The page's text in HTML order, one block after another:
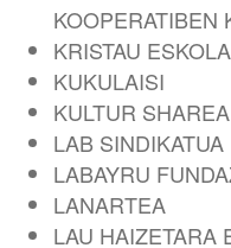
KOOPERATIBEN
KRISTAU
KUKULAISI
KULTUR SHAREA
LAB SINDIKATUA
LABAYRU
LANARTEA
LAU HAIZETARA